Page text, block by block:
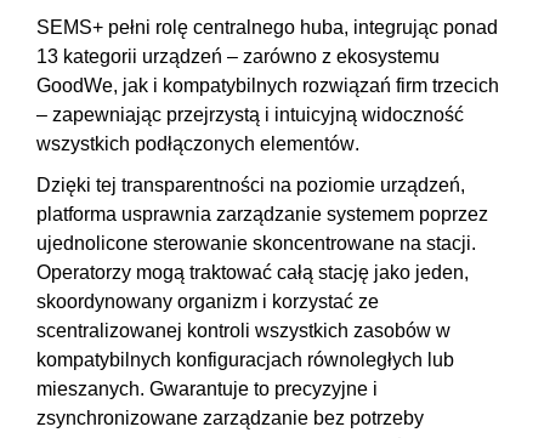
SEMS+ pełni rolę centralnego huba, integrując ponad
13 kategorii urządzeń – zarówno z ekosystemu
GoodWe, jak i kompatybilnych rozwiązań firm trzecich
– zapewniając przejrzystą i intuicyjną widoczność
wszystkich podłączonych elementów.
Dzięki tej transparentności na poziomie urządzeń,
platforma usprawnia zarządzanie systemem poprzez
ujednolicone sterowanie skoncentrowane na stacji.
Operatorzy mogą traktować całą stację jako jeden,
skoordynowany organizm i korzystać ze
scentralizowanej kontroli wszystkich zasobów w
kompatybilnych konfiguracjach równoległych lub
mieszanych. Gwarantuje to precyzyjne i
zsynchronizowane zarządzanie bez potrzeby